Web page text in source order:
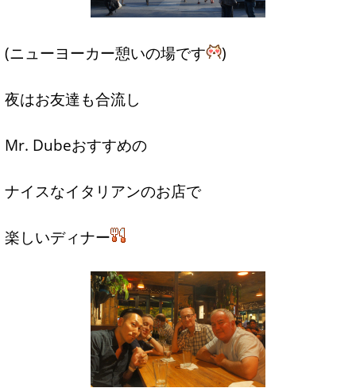
(ニューヨーカー憩いの場です )
夜はお友達も合流し
Mr. Dubeおすすめの
ナイスなイタリアンのお店で
楽しいディナー